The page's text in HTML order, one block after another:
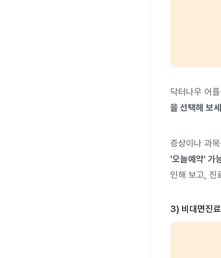
닥터나우 어
을 선택해 보
증상이나 과
'오늘예약' 가
인해 보고, 진
3) 비대면진